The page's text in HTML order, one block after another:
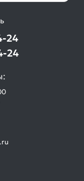
24
24